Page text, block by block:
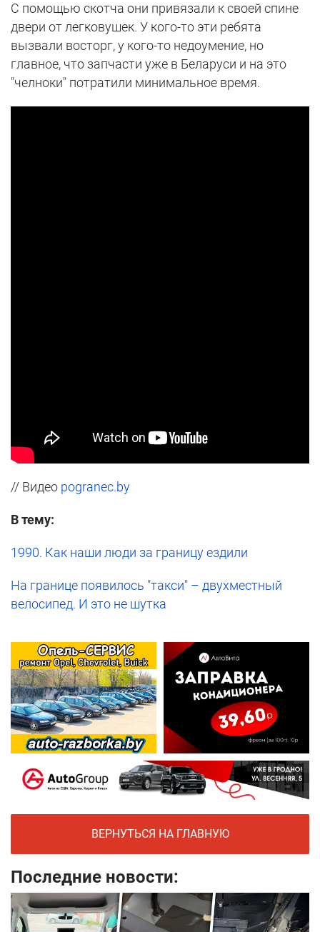
С помощью скотча они привязали к своей спине
двери от легковушек. У кого-то эти ребята
вызвали восторг, у кого-то недоумение, но
главное, что запчасти уже в Беларуси и на это
"челноки" потратили минимальное время.
// Видео pogranec.by
В тему:
1990. Как наши люди за границу ездили
На границе появилось "такси" – двухместный
велосипед. И это не шутка
ВЕРНУТЬСЯ НА ГЛАВНУЮ
Последние новости: